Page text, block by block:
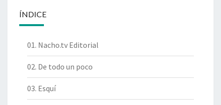
ÍNDICE
01. Nacho.tv Editorial
02. De todo un poco
03. Esquí